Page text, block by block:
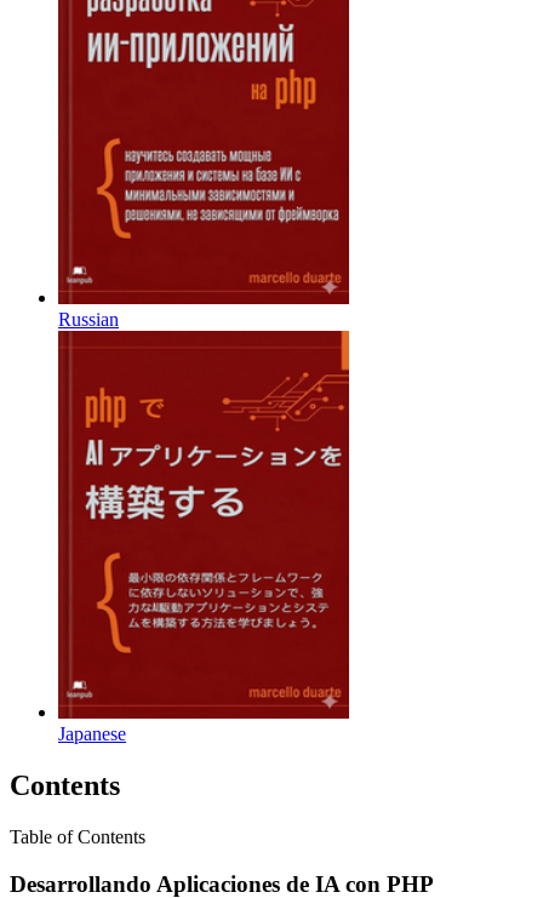
Russian
Japanese
Contents
Table of Contents
Desarrollando Aplicaciones de IA con PHP